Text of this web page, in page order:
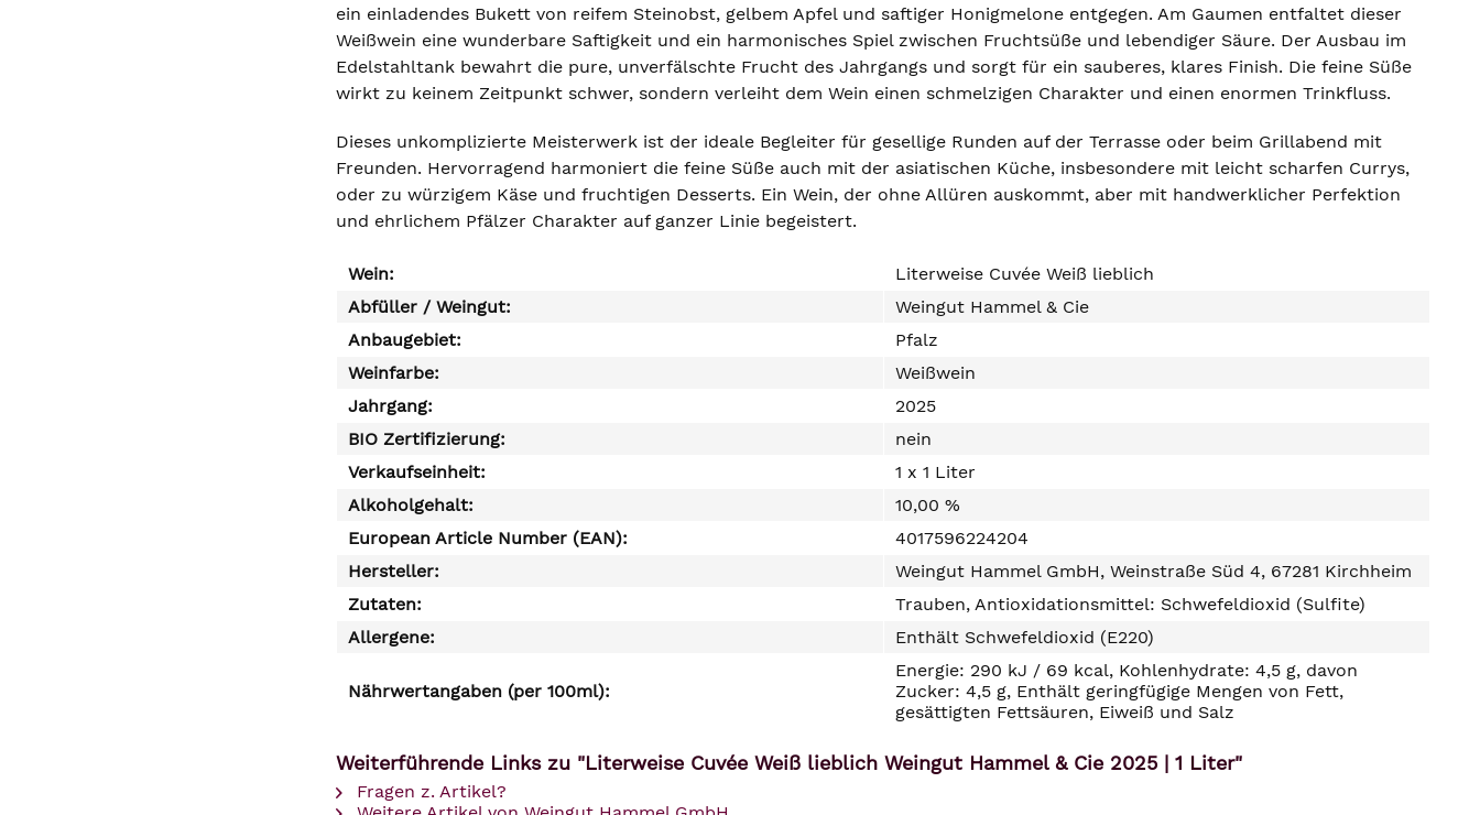
ein einladendes Bukett von reifem Steinobst, gelbem Apfel und saftiger Honigmelone entgegen. Am Gaumen entfaltet dieser
Weißwein eine wunderbare Saftigkeit und ein harmonisches Spiel zwischen Fruchtsüße und lebendiger Säure. Der Ausbau im
Edelstahltank bewahrt die pure, unverfälschte Frucht des Jahrgangs und sorgt für ein sauberes, klares Finish. Die feine Süße
wirkt zu keinem Zeitpunkt schwer, sondern verleiht dem Wein einen schmelzigen Charakter und einen enormen Trinkfluss.
Dieses unkomplizierte Meisterwerk ist der ideale Begleiter für gesellige Runden auf der Terrasse oder beim Grillabend mit
Freunden. Hervorragend harmoniert die feine Süße auch mit der asiatischen Küche, insbesondere mit leicht scharfen Currys,
oder zu würzigem Käse und fruchtigen Desserts. Ein Wein, der ohne Allüren auskommt, aber mit handwerklicher Perfektion
und ehrlichem Pfälzer Charakter auf ganzer Linie begeistert.
Wein:
Literweise Cuvée Weiß lieblich
Abfüller / Weingut:
Weingut Hammel & Cie
Anbaugebiet:
Pfalz
Weinfarbe:
Weißwein
Jahrgang:
2025
BIO Zertifizierung:
nein
Verkaufseinheit:
1 x 1 Liter
Alkoholgehalt:
10,00 %
European Article Number (EAN):
4017596224204
Hersteller:
Weingut Hammel GmbH, Weinstraße Süd 4, 67281 Kirchheim
Zutaten:
Trauben, Antioxidationsmittel: Schwefeldioxid (Sulfite)
Allergene:
Enthält Schwefeldioxid (E220)
Nährwertangaben (per 100ml):
Energie: 290 kJ / 69 kcal, Kohlenhydrate: 4,5 g, davon
Zucker: 4,5 g, Enthält geringfügige Mengen von Fett,
gesättigten Fettsäuren, Eiweiß und Salz
Weiterführende Links zu "Literweise Cuvée Weiß lieblich Weingut Hammel & Cie 2025 | 1 Liter"
Fragen z. Artikel?